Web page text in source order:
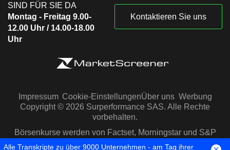
SIND FÜR SIE DA
Montag - Freitag 9.00-
12.00 Uhr / 14.00-18.00
Uhr
Kontaktieren Sie uns
Impressum Cookie-EinstellungenÜber uns Werbung
Copyright © 2026 Surperformance SAS. Alle Rechte
vorbehalten.
Börsenkurse werden von Factset, Morningstar und S&P
Capital IQ zur Verfügung gestellt
Alle Transkripte zu über 9000 Unternehmen - am Tag ihrer